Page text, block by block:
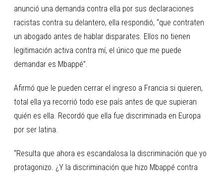
anunció una demanda contra ella por sus declaraciones
racistas contra su delantero, ella respondió, “que contraten
un abogado antes de hablar disparates. Ellos no tienen
legitimación activa contra mí, el único que me puede
demandar es Mbappé”.
Afirmó que le pueden cerrar el ingreso a Francia si quieren,
total ella ya recorrió todo ese país antes de que supieran
quién es ella. Recordó que ella fue discriminada en Europa
por ser latina.
“Resulta que ahora es escandalosa la discriminación que yo
protagonizo. ¿Y la discriminación que hizo Mbappé contra